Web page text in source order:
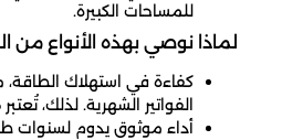
للمساحات الكبيرة.
لماذا نوصي بهذه الأنواع من
كفاءة في استهلاك
الفواتير الشهرية. لذلك،
أداء موثوق يدوم لسنوات